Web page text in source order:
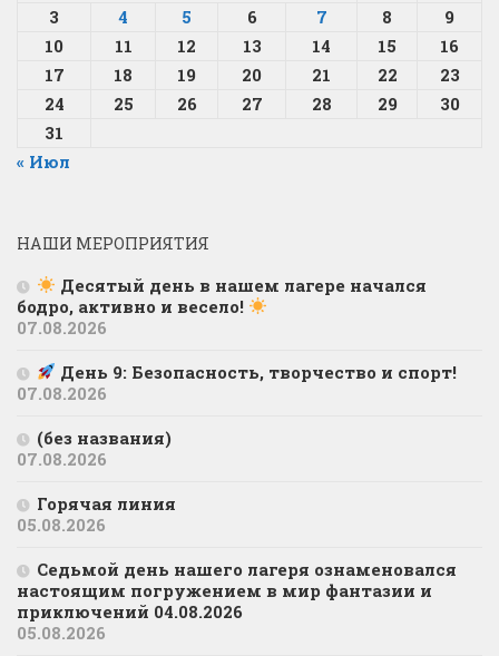
3
4 5 6 7 8
9
10
11 12 13 14 15
16
17
18 19 20 21 22
23
24
25 26 27 28 29
30
31
« Июл
НАШИ МЕРОПРИЯТИЯ
Десятый день в нашем лагере начался
бодро, активно и весело!
07.08.2026
День 9: Безопасность, творчество и спорт!
07.08.2026
(без названия)
07.08.2026
Горячая линия
05.08.2026
Седьмой день нашего лагеря ознаменовался
настоящим погружением в мир фантазии и
приключений 04.08.2026
05.08.2026